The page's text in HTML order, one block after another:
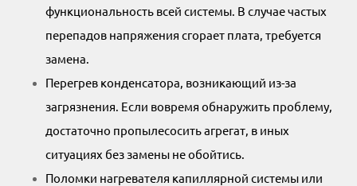
функциональность всей системы. В случае частых
перепадов напряжения сгорает плата, требуется
замена.
Перегрев конденсатора, возникающий из-за
загрязнения. Если вовремя обнаружить проблему,
достаточно пропылесосить агрегат, в иных
ситуациях без замены не обойтись.
Поломки нагревателя капиллярной системы или